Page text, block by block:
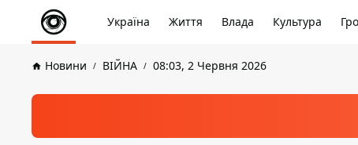
Україна Життя Влада Культура
Новини ВІЙНА 08:03, 2 Червня 2026